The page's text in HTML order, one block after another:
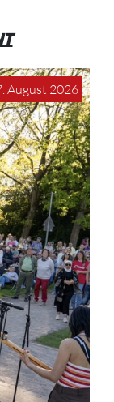
August 2026